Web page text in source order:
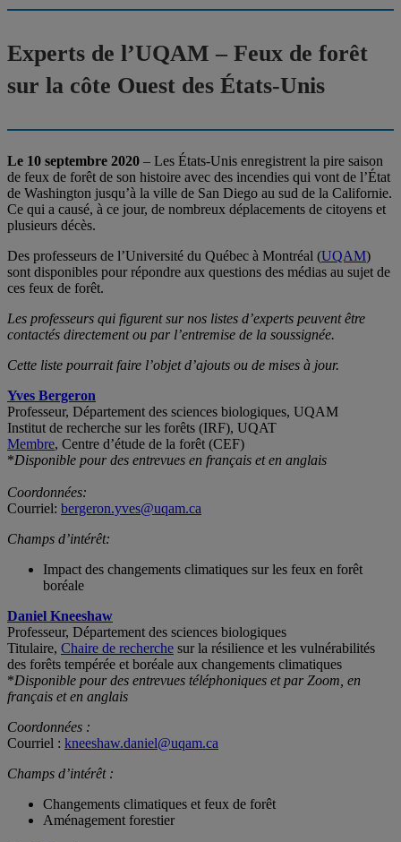
Experts de l’UQAM – Feux de forêt
sur la côte Ouest des États-Unis
Le 10 septembre 2020 – Les États-Unis enregistrent la pire saison
de feux de forêt de son histoire avec des incendies qui vont de l’État
de Washington jusqu’à la ville de San Diego au sud de la Californie.
Ce qui a causé, à ce jour, de nombreux déplacements de citoyens et
plusieurs décès.
Des professeurs de l’Université du Québec à Montréal (UQAM)
sont disponibles pour répondre aux questions des médias au sujet de
ces feux de forêt.
Les professeurs qui figurent sur nos listes d’experts peuvent être
contactés directement ou par l’entremise de la soussignée.
Cette liste pourrait faire l’objet d’ajouts ou de mises à jour.
Yves Bergeron
Professeur, Département des sciences biologiques, UQAM
Institut de recherche sur les forêts (IRF), UQAT
Membre, Centre d’étude de la forêt (CEF)
*Disponible pour des entrevues en français et en anglais
Coordonnées:
Courriel: bergeron.yves@uqam.ca
Champs d’intérêt:
Impact des changements climatiques sur les feux en forêt
boréale
Daniel Kneeshaw
Professeur, Département des sciences biologiques
Titulaire, Chaire de recherche sur la résilience et les vulnérabilités
des forêts tempérée et boréale aux changements climatiques
*Disponible pour des entrevues téléphoniques et par Zoom, en
français et en anglais
Coordonnées :
Courriel : kneeshaw.daniel@uqam.ca
Champs d’intérêt :
Changements climatiques et feux de forêt
Aménagement forestier